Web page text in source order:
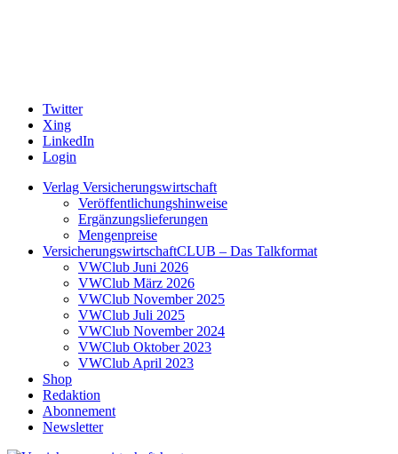
Twitter
Xing
LinkedIn
Login
Verlag Versicherungswirtschaft
Veröffentlichungshinweise
Ergänzungslieferungen
Mengenpreise
VersicherungswirtschaftCLUB – Das Talkformat
VWClub Juni 2026
VWClub März 2026
VWClub November 2025
VWClub Juli 2025
VWClub November 2024
VWClub Oktober 2023
VWClub April 2023
Shop
Redaktion
Abonnement
Newsletter